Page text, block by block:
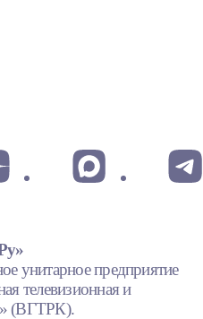
унитарное предприятие
телевизионная и
(ВГТРК).